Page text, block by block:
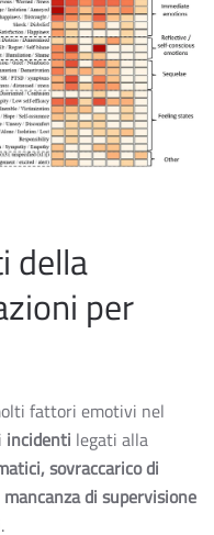
della
per
fattori emotivi nel
incidenti legati alla
sovraccarico di
mancanza di supervisione